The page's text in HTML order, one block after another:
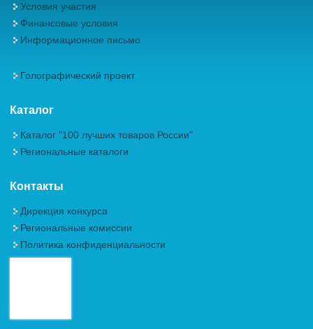
Условия участия
Финансовые условия
Информационное письмо
Голографический проект
Каталог
Каталог "100 лучших товаров России"
Региональные каталоги
Контакты
Дирекция конкурса
Региональные комиссии
Политика конфиденциальности